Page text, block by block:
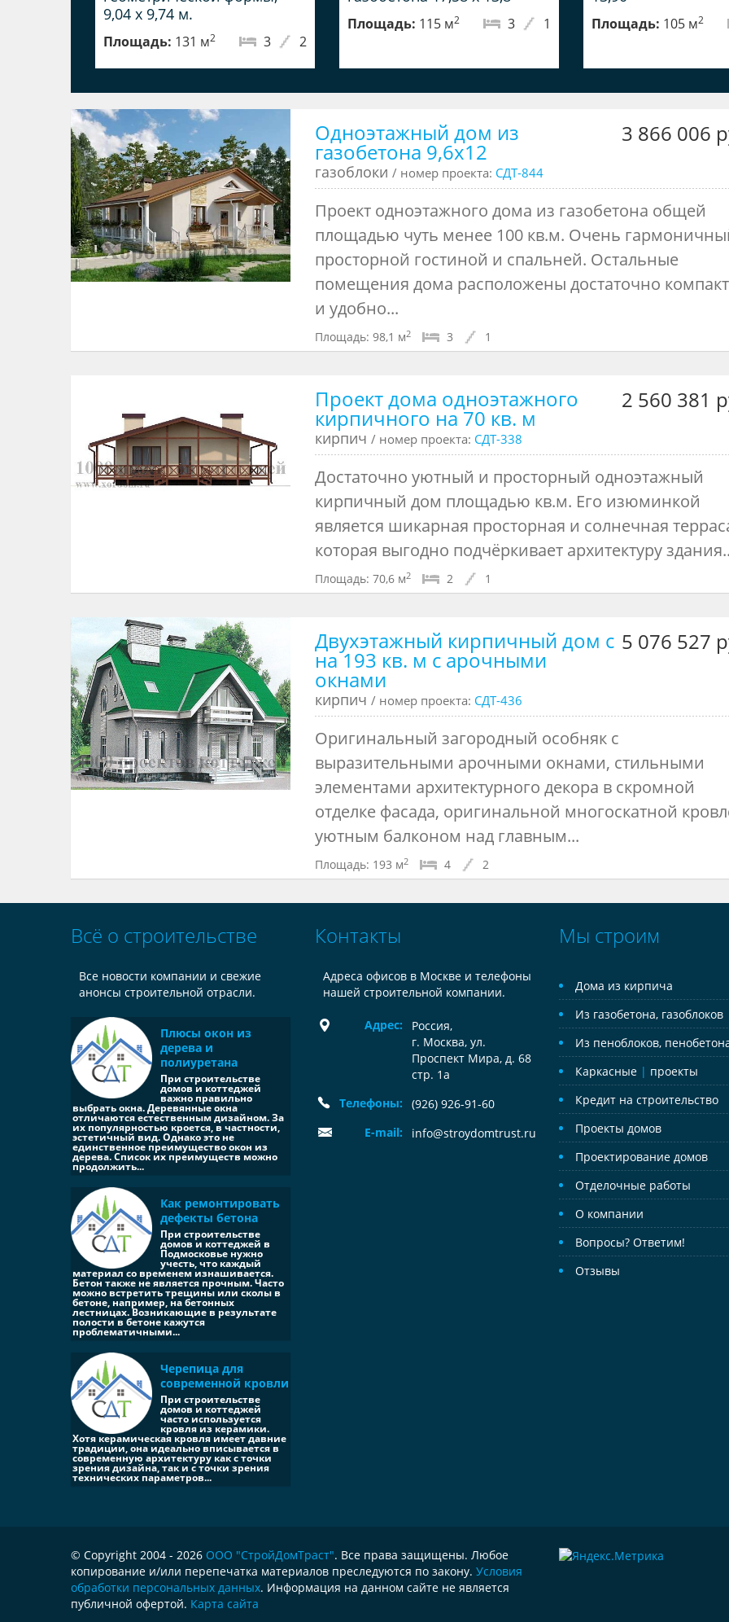
9,04 х 9,74 м.
Площадь: 131 м2 2
3
Площадь: 115 м2 1
3 Площадь: 105 м2
Одноэтажный дом из
газобетона 9,6x12
3 866 006
газоблоки / номер проекта: СДТ-844
Проект одноэтажного дома из газобетона общей
площадью чуть менее 100 кв.м. Очень
просторной гостиной и спальней. Остальные
помещения дома расположены достаточно
и удобно...
Площадь: 98,1 м2 3 1
Проект дома одноэтажного
кирпичного на 70 кв. м
2 560 381
кирпич / номер проекта: СДТ-338
Достаточно уютный и просторный одноэтажный
кирпичный дом площадью кв.м. Его изюминкой
является шикарная просторная и солнечная
которая выгодно подчёркивает архитектуру
Площадь: 70,6 м2 2 1
Двухэтажный кирпичный дом с
на 193 кв. м с арочными
окнами
5 076 527
кирпич / номер проекта: СДТ-436
Оригинальный загородный особняк с
выразительными арочными окнами, стильными
элементами архитектурного декора в скромной
отделке фасада, оригинальной многоскатной
уютным балконом над главным...
Площадь: 193 м2 4 2
Всё о строительстве
Все новости компании и свежие
анонсы строительной отрасли.
Плюсы окон из
дерева и
полиуретана
При строительстве
домов и коттеджей
важно правильно
выбрать окна. Деревянные окна
отличаются естественным дизайном. За
их популярностью кроется, в частности,
эстетичный вид. Однако это не
единственное преимущество окон из
дерева. Список их преимуществ можно
продолжить...
Как ремонтировать
дефекты бетона
При строительстве
домов и коттеджей в
Подмосковье нужно
учесть, что каждый
материал со временем изнашивается.
Бетон также не является прочным. Часто
можно встретить трещины или сколы в
бетоне, например, на бетонных
лестницах. Возникающие в результате
полости в бетоне кажутся
проблематичными...
Черепица для
современной кровли
При строительстве
домов и коттеджей
часто используется
кровля из керамики.
Хотя керамическая кровля имеет давние
традиции, она идеально вписывается в
современную архитектуру как с точки
зрения дизайна, так и с точки зрения
технических параметров...
Контакты
Адреса офисов в Москве и телефоны
нашей строительной компании.
Адрес: Россия,
г. Москва, ул.
Проспект Мира, д. 68
стр. 1а
Телефоны:
(926) 926-91-60
E-mail:
info@stroydomtrust.ru
Мы строим
Дома из кирпича
Из газобетона, газоблоков
Из пеноблоков,
Каркасные | проекты
Кредит на строительство
Проекты домов
Проектирование домов
Отделочные работы
О компании
Вопросы? Ответим!
Отзывы
© Copyright 2004 - 2026 ООО "СтройДомТраст". Все права защищены. Любое
копирование и/или перепечатка материалов преследуются по закону. Условия
обработки персональных данных. Информация на данном сайте не является
публичной офертой. Карта сайта